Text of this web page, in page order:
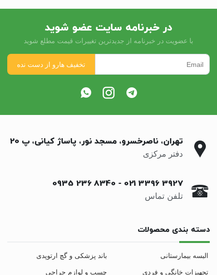
در خبرنامه سایت عضو شوید
با عضویت در خبرنامه از جدیدترین تغییرات قیمت مطلع شوید
تهران، ناصرخسرو، مسجد نور، پاساژ کیانی، پ 20
دفتر مرکزی
021 3396 3927
-
0935 236 8340
تلفن تماس
دسته بندی محصولات
البسه بیمارستانی باند پزشکی و گچ ارتوپدی
تجهیزات خانگی و فردی چسب و لوازم جراحی